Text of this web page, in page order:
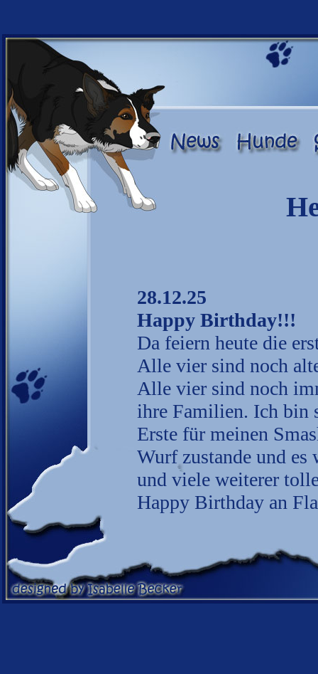
28.12.25
Happy Birthday!!!
Da feiern heute die
Alle vier sind noch
Alle vier sind noch
ihre Familien. Ich bin
Erste für meinen
Wurf zustande und es
und viele weiterer
Happy Birthday an
24.12.25